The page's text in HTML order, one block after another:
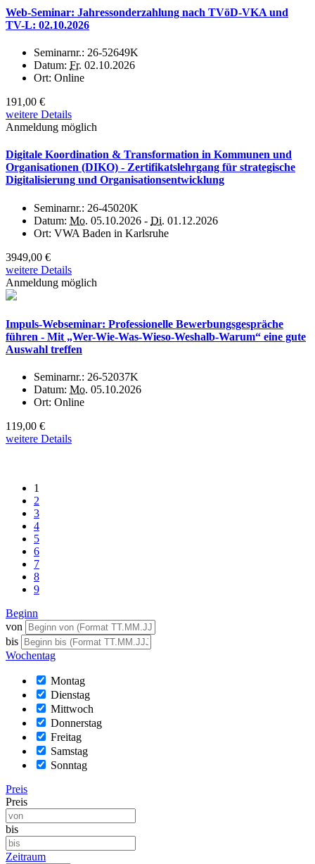
Web-Seminar: Jahressonderzahlung nach TVöD-VKA und
TV-L: 02.10.2026
Seminarnr.: 26-52649K
Datum: Fr. 02.10.2026
Ort: Online
191,00 €
weitere Details
Anmeldung möglich
Digitale Koordination & Transformation in Kommunen und
Organisationen (DIKO) - Zertifikatslehrgang für strategische
Digitalisierung und Organisationsentwicklung
Seminarnr.: 26-45020K
Datum: Mo. 05.10.2026 - Di. 01.12.2026
Ort: VWA Baden in Karlsruhe
3949,00 €
weitere Details
Anmeldung möglich
Impuls-Webseminar: Professionelle Bewerbungsgespräche
führen - Mit „Wer-Wie-Was-Wieso-Weshalb-Warum“ eine gute
Auswahl treffen
Seminarnr.: 26-52037K
Datum: Mo. 05.10.2026
Ort: Online
119,00 €
weitere Details
1
2
3
4
5
6
7
8
9
Beginn
von
bis
Wochentag
Montag
Dienstag
Mittwoch
Donnerstag
Freitag
Samstag
Sonntag
Preis
Preis
bis
Zeitraum